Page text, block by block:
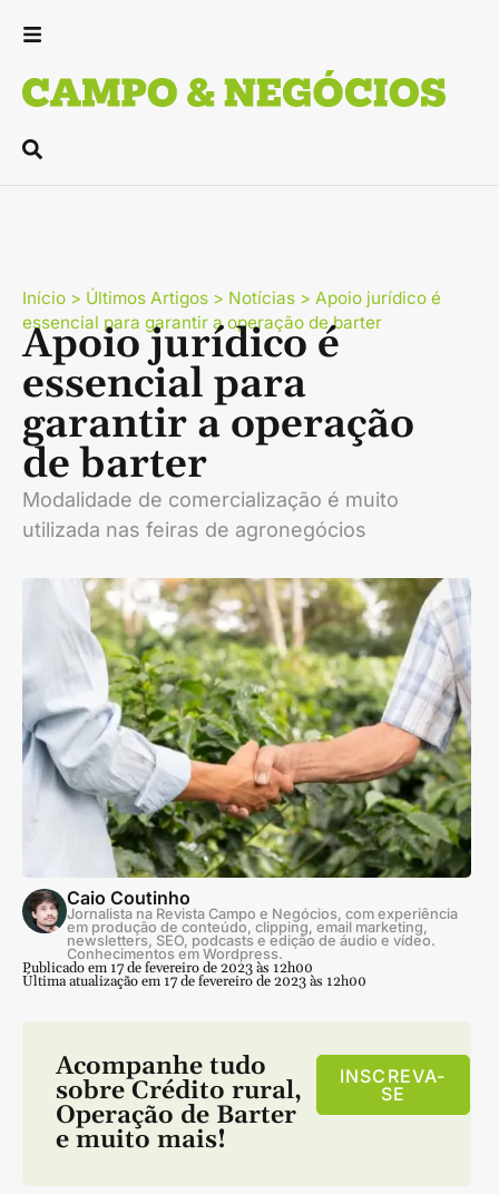
Início > Últimos Artigos > Notícias > Apoio jurídico é
essencial para garantir a operação de barter
Apoio jurídico é
essencial para
garantir a operação
de barter
Modalidade de comercialização é muito
utilizada nas feiras de agronegócios
Caio Coutinho
Jornalista na Revista Campo e Negócios, com experiência
em produção de conteúdo, clipping, email marketing,
newsletters, SEO, podcasts e edição de áudio e vídeo.
Conhecimentos em Wordpress.
Publicado em 17 de fevereiro de 2023 às 12h00
Última atualização em 17 de fevereiro de 2023 às 12h00
Acompanhe tudo
sobre Crédito rural,
Operação de Barter
e muito mais!
INSCREVA-
SE